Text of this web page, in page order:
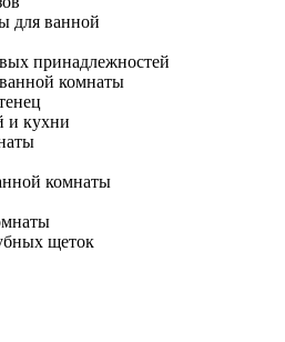
для ванной
принадлежностей
комнаты
и кухни
комнаты
щеток